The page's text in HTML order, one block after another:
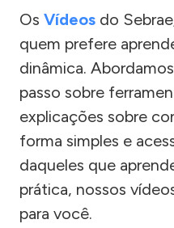
Os Vídeos do
quem prefere
dinâmica.
passo sobre
explicações sobre
forma simples e
daqueles que
prática, nossos
para você.